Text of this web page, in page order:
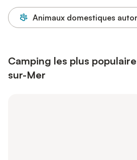
Animaux domestiques
Camping les plus
sur-Mer